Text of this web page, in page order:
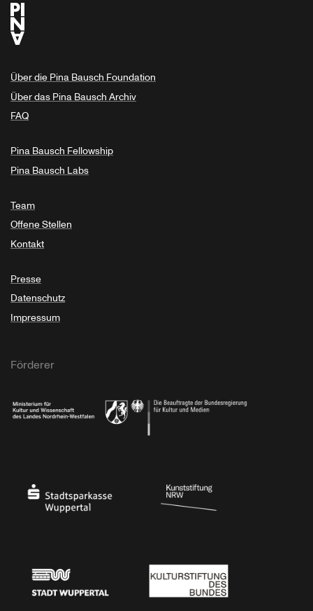
Über die Pina Bausch Foundation
Über das Pina Bausch Archiv
FAQ
Pina Bausch Fellowship
Pina Bausch Labs
Team
Offene Stellen
Kontakt
Presse
Datenschutz
Impressum
Förderer